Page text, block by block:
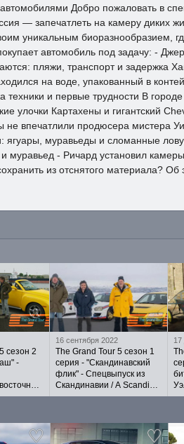
Добро пожаловать в
— запечатлеть на камеру диких
уникальным биоразнообразием,
автомобиль под задачу: -
пляжи, транспорт и задержка
на воде, упакованный в
техники и первые трудности В
улочки Картахены и гигантский
впечатлили продюсера мистера
муравьеды и сломанные
муравьед - Ричард установил
из отснятого материала?
сезон 2
-
на
16 сентября 2022
The Grand Tour 5 сезон 1
серия - "Скандинавский
флик" - Спецвыпуск из
Скандинавии / A Scandi
Flick - на русском языке
17